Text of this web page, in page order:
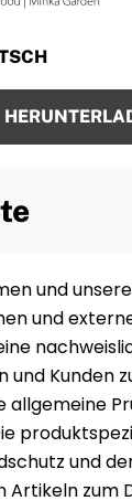
und
und
und Kunden
allgemeine
und
Artikeln zum